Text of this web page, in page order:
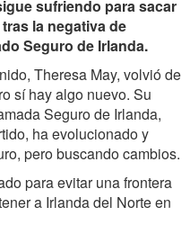
sufriendo para sacar
la negativa de
Seguro de Irlanda.
Theresa May, volvió de
sí hay algo nuevo. Su
Seguro de Irlanda,
ha evolucionado y
pero buscando cambios.
para evitar una frontera
a Irlanda del Norte en